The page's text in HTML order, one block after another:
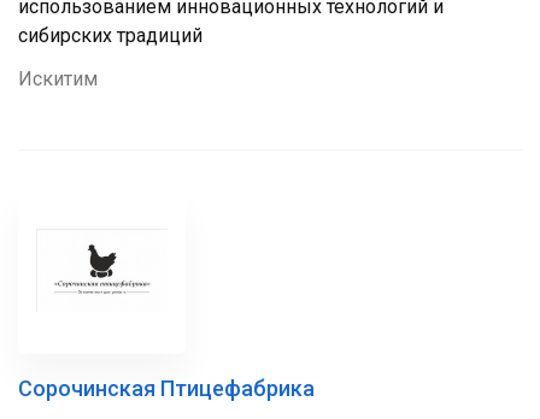
использованием инновационных технологий и
сибирских традиций
Искитим
Сорочинская Птицефабрика